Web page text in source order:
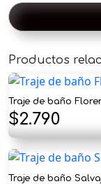
Productos
Traje de baño
$2.790
Traje de baño